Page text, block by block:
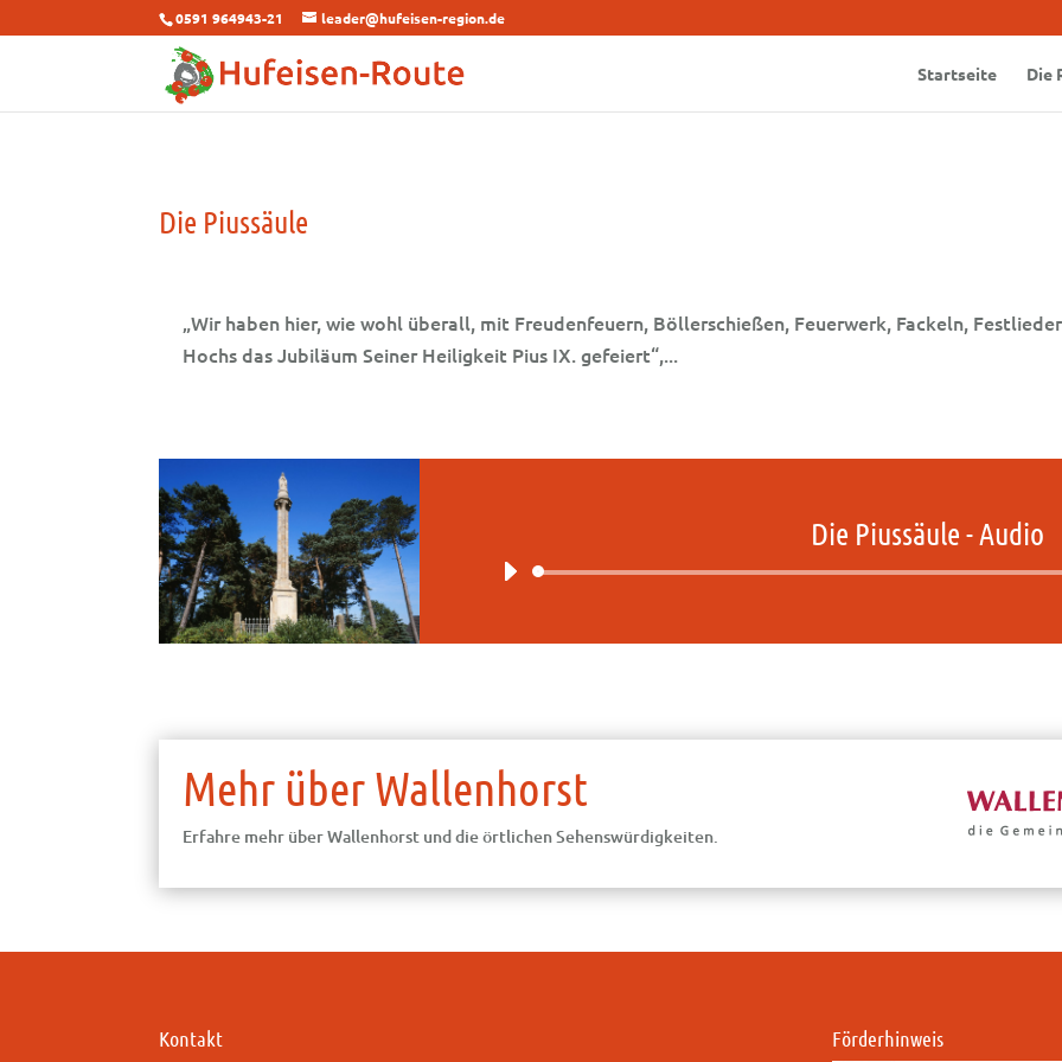
0591 964943-21 leader@hufeisen-region.de
Startseite Die
Die Piussäule
„Wir haben hier, wie wohl überall, mit Freudenfeuern, Böllerschießen, Feuerwerk, Fackeln,
Hochs das Jubiläum Seiner Heiligkeit Pius IX. gefeiert“,...
Die Piussäule - Audio
Audio-
Mehr über Wallenhorst
Erfahre mehr über Wallenhorst und die örtlichen Sehenswürdigkeiten.
Kontakt Förderhinweis